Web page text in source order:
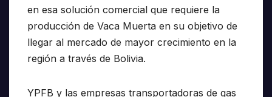
en esa solución comercial que requiere la
producción de Vaca Muerta en su objetivo de
llegar al mercado de mayor crecimiento en la
región a través de Bolivia.
YPFB y las empresas transportadoras de gas